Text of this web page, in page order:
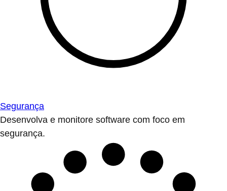
Segurança
Desenvolva e monitore software com foco em
segurança.